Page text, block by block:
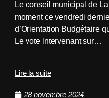
Le conseil municipal de
moment ce vendredi
d’Orientation Budgétaire
Le vote intervenant sur…
Lire la suite
28 novembre 2024